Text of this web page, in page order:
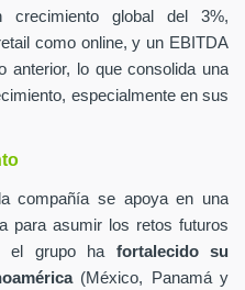
crecimiento global del 3%,
como online, y un EBITDA
anterior, lo que consolida una
especialmente en sus
compañía se apoya en una
para asumir los retos futuros
el grupo ha fortalecido su
(México, Panamá y